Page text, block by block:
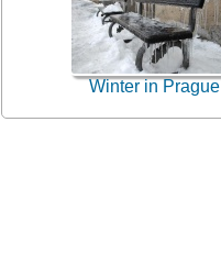
Winter in Prague